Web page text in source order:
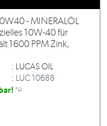
- MINERALÖL
10W-40 für
1600 PPM Zink,
: LUCAS OIL
: LUC 10688
*L)